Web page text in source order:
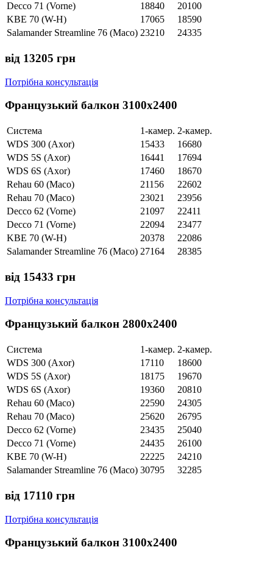
Decco 71 (Vorne)
18840
20100
KBE 70 (W-H)
17065
18590
Salamander Streamline 76 (Maco) 23210 24335
від 13205 грн
Потрібна консультація
Французький балкон 3100х2400
Система 1-камер. 2-камер.
WDS 300 (Axor)
15433
16680
WDS 5S (Axor)
16441
17694
WDS 6S (Axor)
17460
18670
Rehau 60 (Maco)
21156
22602
Rehau 70 (Maco)
23021
23956
Decco 62 (Vorne)
21097
22411
Decco 71 (Vorne)
22094
23477
KBE 70 (W-H)
20378
22086
Salamander Streamline 76 (Maco) 27164 28385
від 15433 грн
Потрібна консультація
Французький балкон 2800х2400
Система 1-камер. 2-камер.
WDS 300 (Axor)
17110
18600
WDS 5S (Axor)
18175
19670
WDS 6S (Axor)
19360
20810
Rehau 60 (Maco)
22590
24305
Rehau 70 (Maco)
25620
26795
Decco 62 (Vorne)
23435
25040
Decco 71 (Vorne)
24435
26100
KBE 70 (W-H)
22225
24210
Salamander Streamline 76 (Maco) 30795 32285
від 17110 грн
Потрібна консультація
Французький балкон 3100х2400